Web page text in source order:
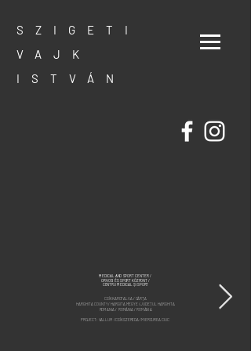
SZIGETI
VAJK
ISTVÁN
MEDICAL AND SPORT CENTER /
ORVOSI ÉS SPORT KÖZPONT /
CENTRU MEDICAL ŞI SPORT
CSÍKKARCFALVA / CÂRŢA
HARGHITA COUNTY / HARGITA MEGYE / JUDEȚUL HARGHITA
ROMANIA / ROMÁNIA / ROMÂNIA
PROJECT: VALLUM / CSÍKSZEREDA /MIERCUREA CIUC